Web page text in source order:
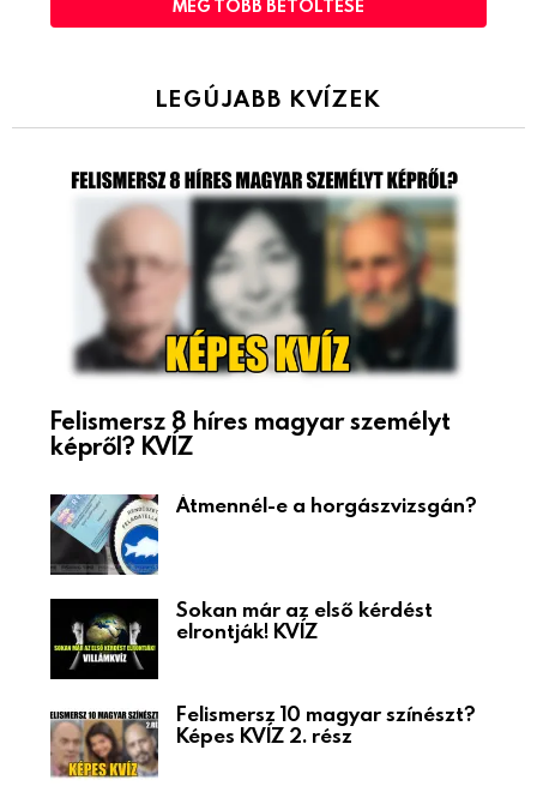
MÉG TÖBB BETÖLTÉSE
LEGÚJABB KVÍZEK
Felismersz 8 híres magyar személyt
képről? KVÍZ
Átmennél-e a horgászvizsgán?
Sokan már az első kérdést
elrontják! KVÍZ
Felismersz 10 magyar színészt?
Képes KVÍZ 2. rész